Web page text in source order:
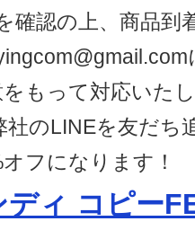
確認の上、商品到
をもって対応いた
社のLINEを友だち
フになります！
ディ コピー